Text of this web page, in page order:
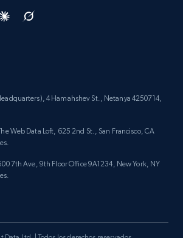
4 Hamahshev St., Netanya 4250714,
Web Data Loft, 625 2nd St., San Francisco, CA
7th Ave, 9th Floor Office 9A1234, New York, NY